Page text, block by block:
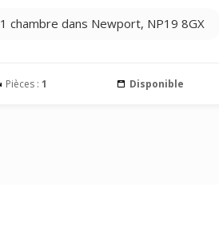
1 chambre dans Newport, NP19 8GX
Pièces :1 Disponible